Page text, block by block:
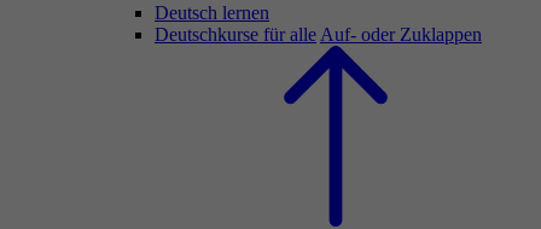
Deutsch lernen
Deutschkurse für alle Auf- oder Zuklappen